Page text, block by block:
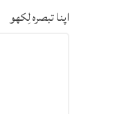
اپنا تبصرہ لِکھو